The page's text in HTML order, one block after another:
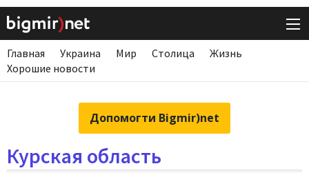
Главная Украина Мир Столица
Жизнь
Хорошие новости
Допомогти Bigmir)net
Курская область